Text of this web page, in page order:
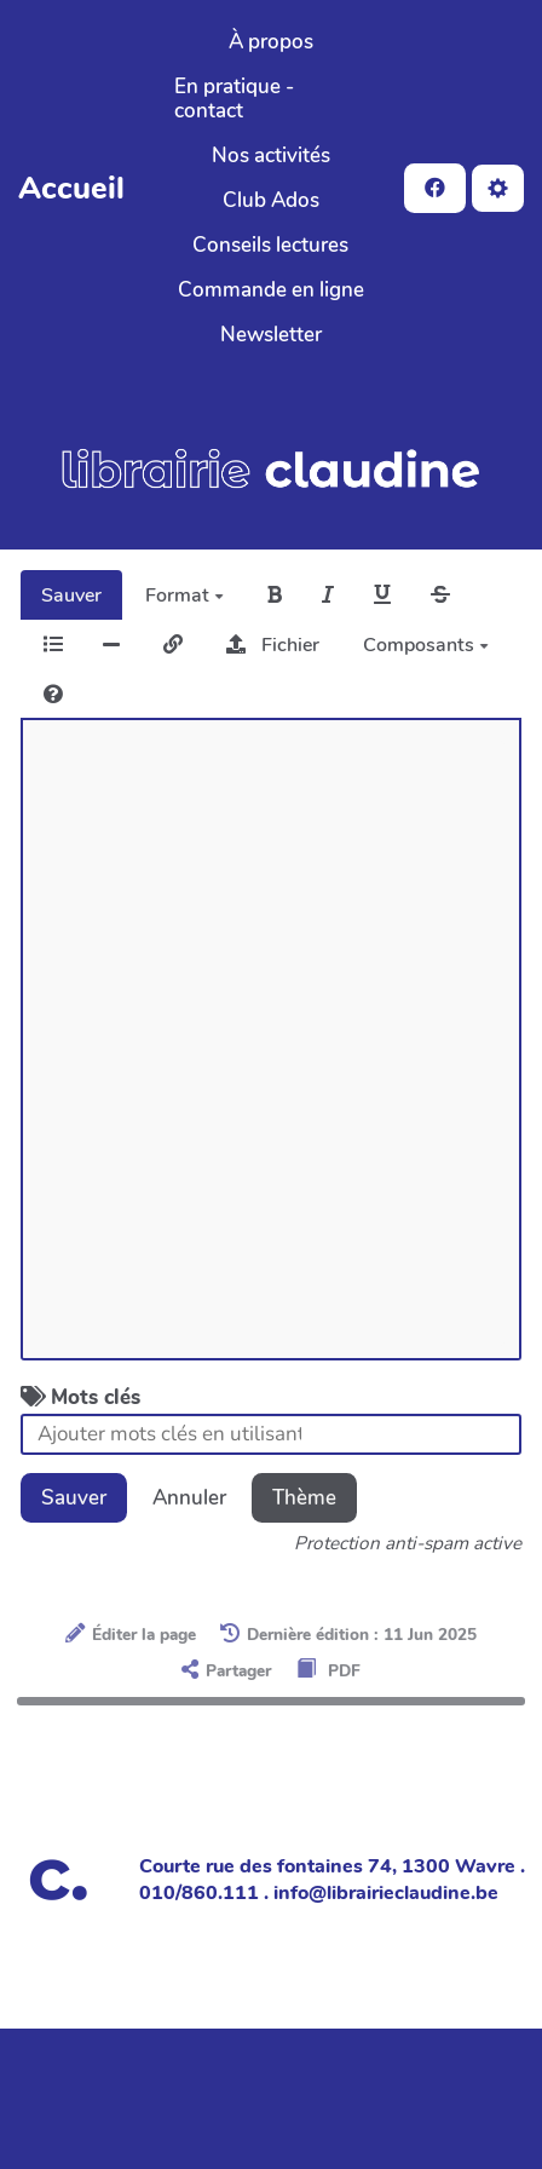
Aller au contenu principal
Accueil
À propos
En pratique -
contact
Nos activités
Club Ados
Conseils lectures
Commande en ligne
Newsletter
Sauver
Format
Fichier
Composants
Mots clés
Sauver Annuler Thème
Protection anti-spam active
Éditer la page
Dernière édition : 11 Jun 2025
Partager
PDF
Courte rue des fontaines 74, 1300 Wavre .
010/860.111 . info@librairieclaudine.be